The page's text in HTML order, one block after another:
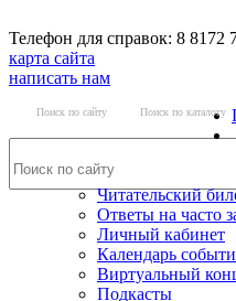
Телефон для справок: 8 8172
карта сайта
написать нам
Поиск по сайту Поиск по каталогу
Читательский
Ответы на часто
Личный кабинет
Календарь
Виртуальный
Подкасты